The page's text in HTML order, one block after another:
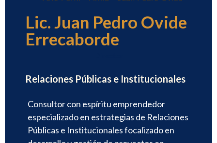
Lic. Juan Pedro Ovide
Errecaborde
Relaciones Públicas e Institucionales
Consultor con espíritu emprendedor
especializado en estrategias de Relaciones
Públicas e Institucionales focalizado en